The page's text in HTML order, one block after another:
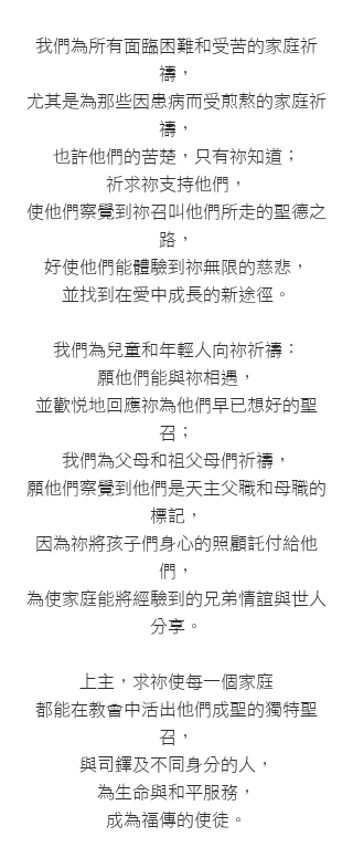
我們為所有面臨困難和受苦的家庭祈
禱，
尤其是為那些因患病而受煎熬的家庭祈
禱，
也許他們的苦楚，只有祢知道；
祈求祢支持他們，
使他們察覺到祢召叫他們所走的聖德之
路，
好使他們能體驗到祢無限的慈悲，
並找到在愛中成長的新途徑。
我們為兒童和年輕人向祢祈禱：
願他們能與祢相遇，
並歡悅地回應祢為他們早已想好的聖
召；
我們為父母和祖父母們祈禱，
願他們察覺到他們是天主父職和母職的
標記，
因為祢將孩子們身心的照顧託付給他
們，
為使家庭能將經驗到的兄弟情誼與世人
分享。
上主，求祢使每一個家庭
都能在教會中活出他們成聖的獨特聖
召，
與司鐸及不同身分的人，
為生命與和平服務，
成為福傳的使徒。